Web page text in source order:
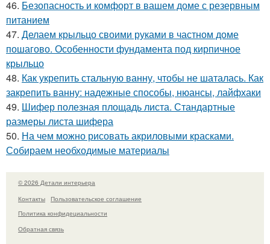
46. Безопасность и комфорт в вашем доме с резервным
питанием
47. Делаем крыльцо своими руками в частном доме
пошагово. Особенности фундамента под кирпичное
крыльцо
48. Как укрепить стальную ванну, чтобы не шаталась. Как
закрепить ванну: надежные способы, нюансы, лайфхаки
49. Шифер полезная площадь листа. Стандартные
размеры листа шифера
50. На чем можно рисовать акриловыми красками.
Собираем необходимые материалы
© 2026 Детали интерьера
Контакты
Пользовательское соглашение
Политика конфидециальности
Обратная связь